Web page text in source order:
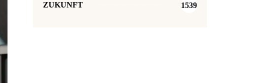
ZUKUNFT 1539